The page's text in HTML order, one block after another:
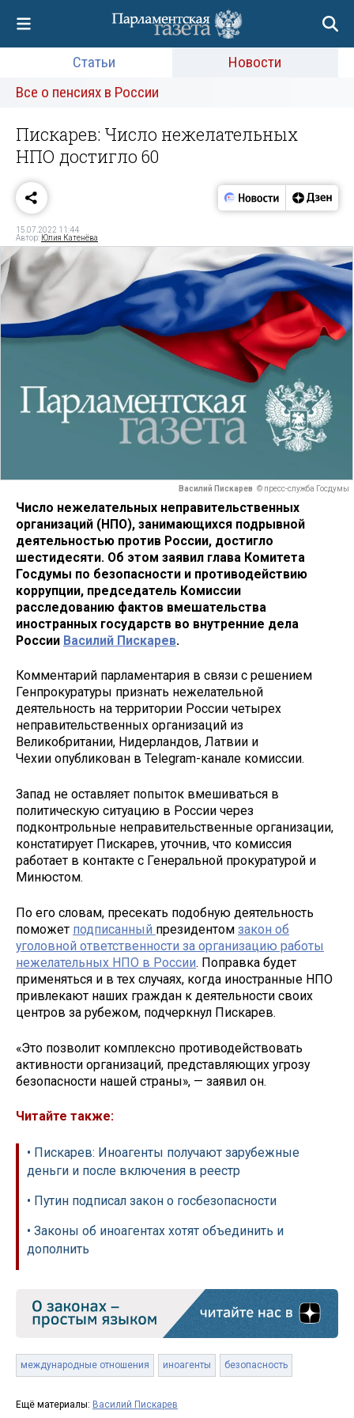
Статьи
Новости
Все о пенсиях в России
Пискарев: Число нежелательных
НПО достигло 60
15.07.2022 11:44
Автор: Юлия Катенёва
Василий Пискарев © пресс-служба Госдумы
Число нежелательных неправительственных
организаций (НПО), занимающихся подрывной
деятельностью против России, достигло
шестидесяти. Об этом заявил глава Комитета
Госдумы по безопасности и противодействию
коррупции, председатель Комиссии
расследованию фактов вмешательства
иностранных государств во внутренние дела
России Василий Пискарев.
Комментарий парламентария в связи с решением
Генпрокуратуры признать нежелательной
деятельность на территории России четырех
неправительственных организаций из
Великобритании, Нидерландов, Латвии и
Чехии опубликован в Telegram-канале комиссии.
Запад не оставляет попыток вмешиваться в
политическую ситуацию в России через
подконтрольные неправительственные организации,
констатирует Пискарев, уточнив, что комиссия
работает в контакте с Генеральной прокуратурой и
Минюстом.
По его словам, пресекать подобную деятельность
поможет подписанный президентом закон об
уголовной ответственности за организацию работы
нежелательных НПО в России. Поправка будет
применяться и в тех случаях, когда иностранные НПО
привлекают наших граждан к деятельности своих
центров за рубежом, подчеркнул Пискарев.
«Это позволит комплексно противодействовать
активности организаций, представляющих угрозу
безопасности нашей страны», — заявил он.
Читайте также:
• Пискарев: Иноагенты получают зарубежные
деньги и после включения в реестр
• Путин подписал закон о госбезопасности
• Законы об иноагентах хотят объединить и
дополнить
международные отношения иноагенты безопасность
Ещё материалы: Василий Пискарев